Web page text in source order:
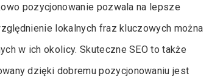
pozycjonowanie pozwala na lepsze
lokalnych fraz kluczowych można
w ich okolicy. Skuteczne SEO to także
dzięki dobremu pozycjonowaniu jest